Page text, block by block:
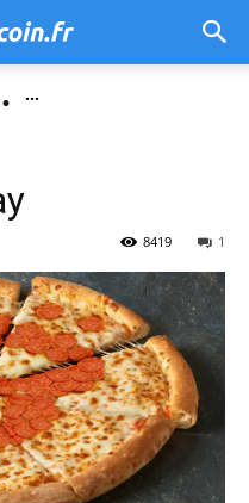
...
1
8419